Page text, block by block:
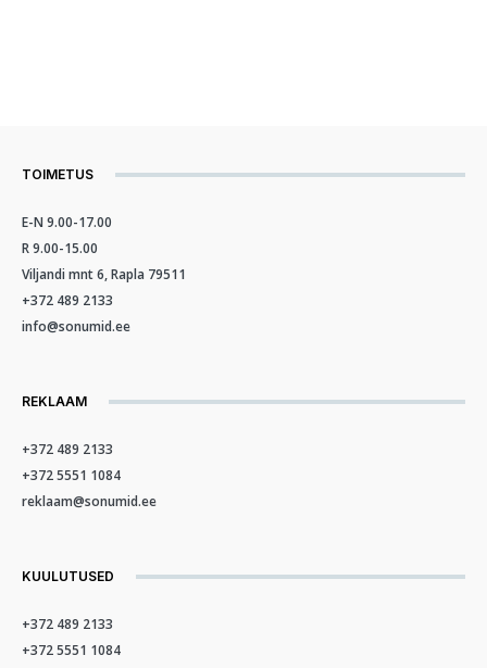
TOIMETUS
E-N 9.00-17.00
R 9.00-15.00
Viljandi mnt 6, Rapla 79511
+372 489 2133
info@sonumid.ee
REKLAAM
+372 489 2133
+372 5551 1084
reklaam@sonumid.ee
KUULUTUSED
+372 489 2133
+372 5551 1084